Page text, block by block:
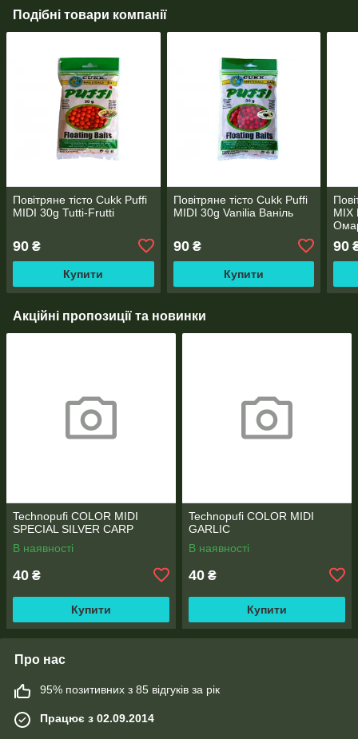
Подібні товари компанії
Повітряне тісто Cukk Puffi
MIDI 30g Tutti-Frutti
90 ₴
Купити
Повітряне тісто Cukk Puffi
MIDI 30g Vanilia Ваніль
90₴
Купити
MIX
90
Акційні пропозиції та новинки
Technopufi COLOR MIDI
SPECIAL SILVER CARP
В наявності
40 ₴
Купити
Technopufi COLOR MIDI
GARLIC
В наявності
40 ₴
Купити
Про нас
95% позитивних з 85 відгуків за рік
Працює з 02.09.2014